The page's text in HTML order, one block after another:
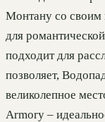
Монтану со своим
для
подходит для
позволяет,
великолепное
Armory –